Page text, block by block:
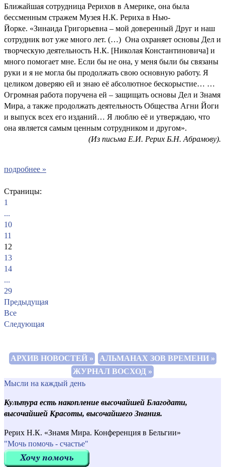
Ближайшая сотрудница Рерихов в Америке, она была
бессменным стражем Музея Н.К. Рериха в Нью-
Йорке. «Зинаида Григорьевна – мой доверенный Друг и наш
сотрудник вот уже много лет. (…) Она охраняет основы Дел и
творческую деятельность Н.К. [Николая Константиновича] и
много помогает мне. Если бы не она, у меня были бы связаны
руки и я не могла бы продолжать свою основную работу. Я
целиком доверяю ей и знаю её абсолютное бескорыстие… …
Огромная работа поручена ей – защищать основы Дел и Знамя
Мира, а также продолжать деятельность Общества Агни Йоги
и выпуск всех его изданий… Я люблю её и утверждаю, что
она является самым ценным сотрудником и другом».
(Из письма Е.И. Рерих Б.Н. Абрамову).
подробнее »
Страницы:
1
...
10
11
12
13
14
...
29
Предыдущая
Все
Следующая
АРХИВ НОВОСТЕЙ »
АЛЬМАНАХ ЗОВ ВРЕМЕНИ »
ЖУРНАЛ ВОСХОД »
Мысли на каждый день
Культура есть накопление высочайшей Благодати,
высочайшей Красоты, высочайшего Знания.
Рерих Н.К. «Знамя Мира. Конференция в Бельгии»
"Мочь помочь - счастье"